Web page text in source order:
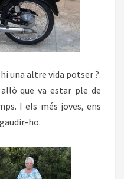
una altre vida potser ?.
que va estar ple de
I els més joves, ens
ho.